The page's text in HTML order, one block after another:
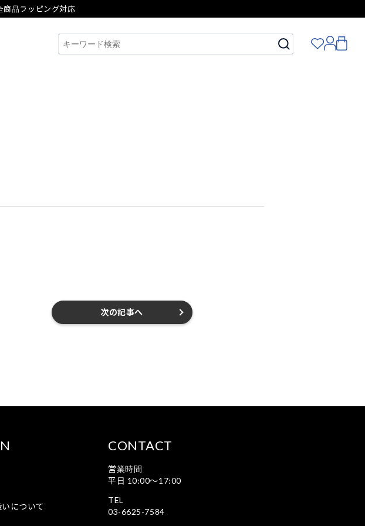
品ラッピング対応
次の記事へ
について
CONTACT
営業時間
平日 10:00〜17:00
TEL
03-6625-7584